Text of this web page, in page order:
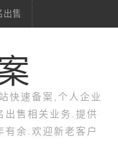
出售
快速备案,个人企业
出售相关业务.提供
有余.欢迎新老客户